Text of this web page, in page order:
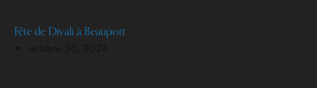
Fête de Divali à Beauport